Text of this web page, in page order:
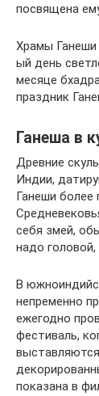
посвящена
Храмы Ганеши
ый день
месяце
праздник
Ганеша в
Древние
Индии,
Ганеши более
себя змей,
надо
В
непременно
ежегодно
фестиваль,
показана в